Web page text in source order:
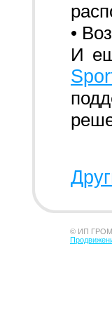
•
И
© ИП